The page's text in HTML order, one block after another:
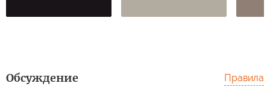
Обсуждение Правила